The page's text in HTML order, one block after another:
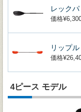
レック
価格
リップ
価格
4ピース モデル